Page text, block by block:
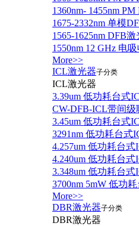
1360nm- 1455nm
1675-2332nm 单模
1565-1625nm DFB
1550nm 12 GHz 电
More>>
ICL激光器子分类
ICL激光器
3.39um 低功耗台式
CW-DFB-ICL带间级
3.45um 低功耗台式
3291nm 低功耗台式
4.257um 低功耗台
4.240um 低功耗台
3.348um 低功耗台
3700nm 5mW 低功
More>>
DBR激光器子分类
DBR激光器